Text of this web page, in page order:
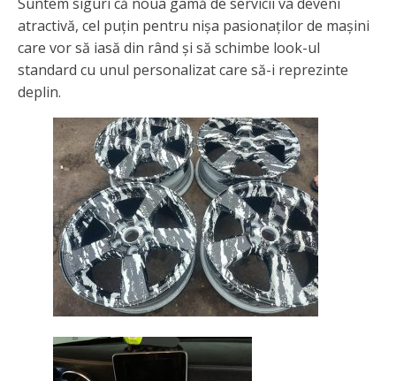
atractivă, cel puțin pentru nișa pasionaților de mașini
care vor să iasă din rând și să schimbe look-ul
standard cu unul personalizat care să-i reprezinte
deplin.